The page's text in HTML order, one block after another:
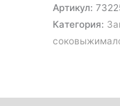
Артикул:
Категория: